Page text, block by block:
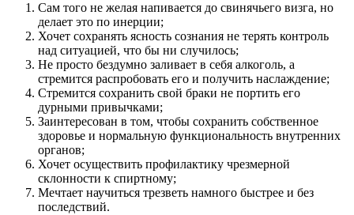
Сам того не желая напивается до свинячьего визга, но
делает это по инерции;
Хочет сохранять ясность сознания не терять контроль
над ситуацией, что бы ни случилось;
Не просто бездумно заливает в себя алкоголь, а
стремится распробовать его и получить наслаждение;
Стремится сохранить свой браки не портить его
дурными привычками;
Заинтересован в том, чтобы сохранить собственное
здоровье и нормальную функциональность внутренних
органов;
Хочет осуществить профилактику чрезмерной
склонности к спиртному;
Мечтает научиться трезветь намного быстрее и без
последствий.